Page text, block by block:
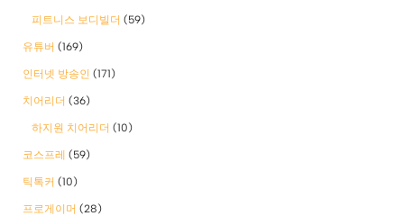
피트니스 보디빌더 (59)
유튜버 (169)
인터넷 방송인 (171)
치어리더 (36)
하지원 치어리더 (10)
코스프레 (59)
틱톡커 (10)
프로게이머 (28)